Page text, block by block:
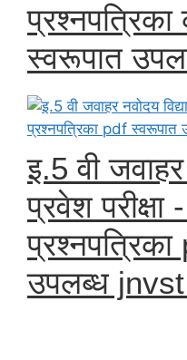
स्वरूपात
इ.5 वी
प्रवेश परीक्षा
उपलब्ध